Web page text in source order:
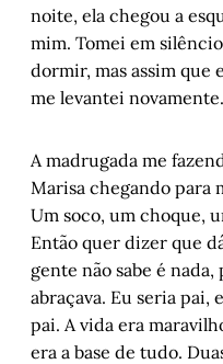
noite, ela chegou a
mim. Tomei em
dormir, mas assim que
me levantei novamente.
A madrugada me
Marisa chegando para
Um soco, um choque,
Então quer dizer que
gente não sabe é
abraçava. Eu seria pai,
pai. A vida era
era a base de tudo.